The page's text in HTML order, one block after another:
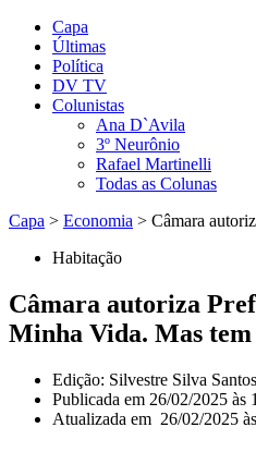
Capa
Últimas
Política
DV TV
Colunistas
Ana D`Avila
3º Neurônio
Rafael Martinelli
Todas as Colunas
Capa > Economia > Câmara
Habitação
Câmara autoriza
Minha Vida. Mas tem
Edição: Silvestre Silva Santos
Publicada em 26/02/2025 às
Atualizada em 26/02/2025